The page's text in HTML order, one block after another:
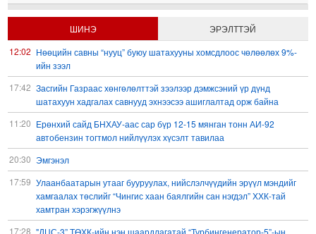
ШИНЭ
ЭРЭЛТТЭЙ
12:02 Нөөцийн савны “нууц” буюу шатахууны хомсдлоос чөлөөлөх 9%-
ийн зээл
17:42 Засгийн Газраас хөнгөлөлттэй зээлээр дэмжсэний үр дүнд
шатахуун хадгалах савнууд эхнээсээ ашиглалтад орж байна
11:20 Ерөнхий сайд БНХАУ-аас сар бүр 12-15 мянган тонн АИ-92
автобензин тогтмол нийлүүлэх хүсэлт тавилаа
20:30 Эмгэнэл
17:59 Улаанбаатарын утааг бууруулах, нийслэлчүүдийн эрүүл мэндийг
хамгаалах төслийг “Чингис хаан баялгийн сан нэгдэл” ХХК-тай
хамтран хэрэгжүүлнэ
17:28 "ДЦС-3” ТӨХК-ийн нэн шаардлагатай “Турбингенератор-5”-ын